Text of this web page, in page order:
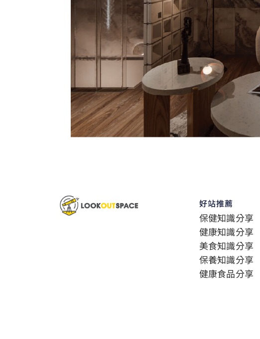
好站推薦
保健知識分享
健康知識分享
美食知識分享
保養知識分享
健康食品分享